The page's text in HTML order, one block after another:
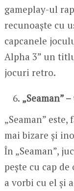
gameplay-ul
recunoaște cu
capcanele
Alpha 3” un
jocuri retro.
„Seaman”
„Seaman”
mai bizare și
În „Seaman”,
pește cu cap
a vorbi cu el și